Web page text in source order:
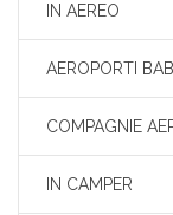
IN AEREO
AEROPORTI
COMPAGNIE
IN CAMPER